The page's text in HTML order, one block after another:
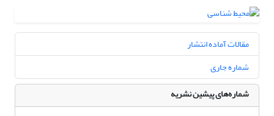
مقالات آماده انتشار
شماره جاری
شماره‌های پیشین نشریه